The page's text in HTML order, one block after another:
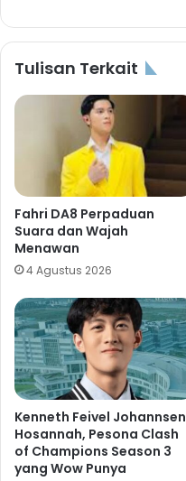
Tulisan Terkait
Fahri DA8 Perpaduan
Suara dan Wajah
Menawan
4 Agustus 2026
Kenneth Feivel Johannsen
Hosannah, Pesona Clash
of Champions Season 3
yang Wow Punya